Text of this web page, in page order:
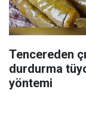
Tencereden
durdurma
yöntemi